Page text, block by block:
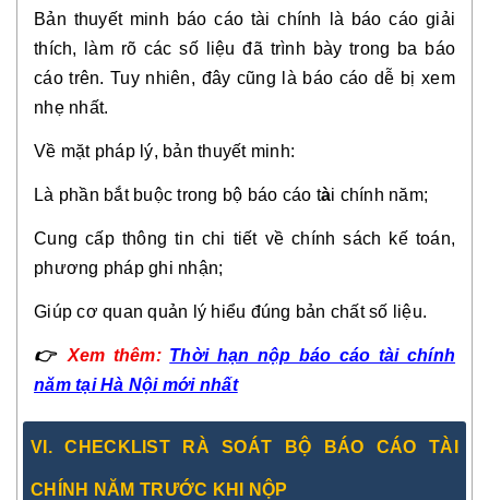
Bản thuyết minh báo cáo tài chính là báo cáo giải
thích, làm rõ các số liệu đã trình bày trong ba báo
cáo trên. Tuy nhiên, đây cũng là báo cáo dễ bị xem
nhẹ nhất.
Về mặt pháp lý, bản thuyết minh:
Là phần bắt buộc trong bộ báo cáo tài chính năm;
Cung cấp thông tin chi tiết về chính sách kế toán,
phương pháp ghi nhận;
Giúp cơ quan quản lý hiểu đúng bản chất số liệu.
👉 Xem thêm: Thời hạn nộp báo cáo tài chính
năm tại Hà Nội mới nhất
VI. CHECKLIST RÀ SOÁT BỘ BÁO CÁO TÀI
CHÍNH NĂM TRƯỚC KHI NỘP